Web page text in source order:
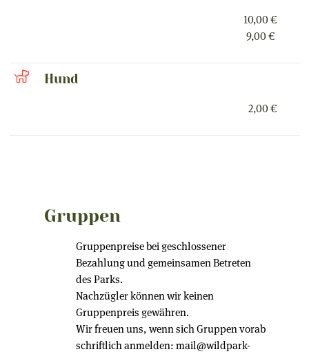
10,00 €
9,00 €
Hund
2,00 €
Gruppen
Gruppenpreise bei geschlossener
Bezahlung und gemeinsamen Betreten
des Parks.
Nachzügler können wir keinen
Gruppenpreis gewähren.
Wir freuen uns, wenn sich Gruppen vorab
schriftlich anmelden: mail@wildpark-